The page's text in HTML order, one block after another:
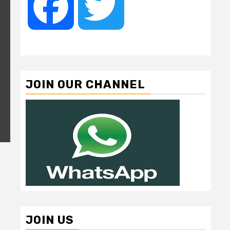
Facebook
JOIN OUR CHANNEL
JOIN US